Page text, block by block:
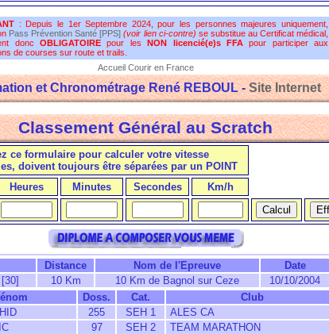
: Depuis le 1er Septembre 2024, pour les personnes majeures uniquement,
Pass Prévention Santé [PPS] (voir lien ci-contre) se substitue au Certificat médical,
doncOBLIGATOIRE pour lesNON licencié(e)s FFApour participer aux
de courses sur route et trails.
Accueil Courir en France
et Chronométrage René REBOUL -Site Internet
Classement Général au Scratch
ce formulaire pour calculer votre vitesse
doivent toujours être séparées par un POINT
Heures Minutes Secondes Km/h
Distance Nom de l'Epreuve Date
10 Km 10 Km de Bagnol sur Ceze 10/10/2004
Doss. Cat. Club
255 SEH 1 ALES CA
97 SEH 2 TEAM MARATHON